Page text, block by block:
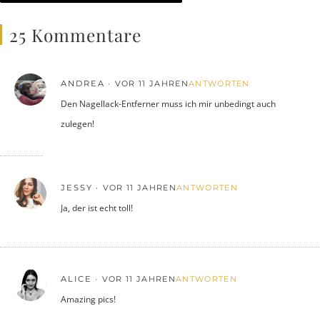
25 Kommentare
ANDREA VOR 11 JAHRENANTWORTEN
Den Nagellack-Entferner muss ich mir unbedingt auch
zulegen!
JESSY VOR 11 JAHRENANTWORTEN
Ja, der ist echt toll!
ALICE VOR 11 JAHRENANTWORTEN
Amazing pics!